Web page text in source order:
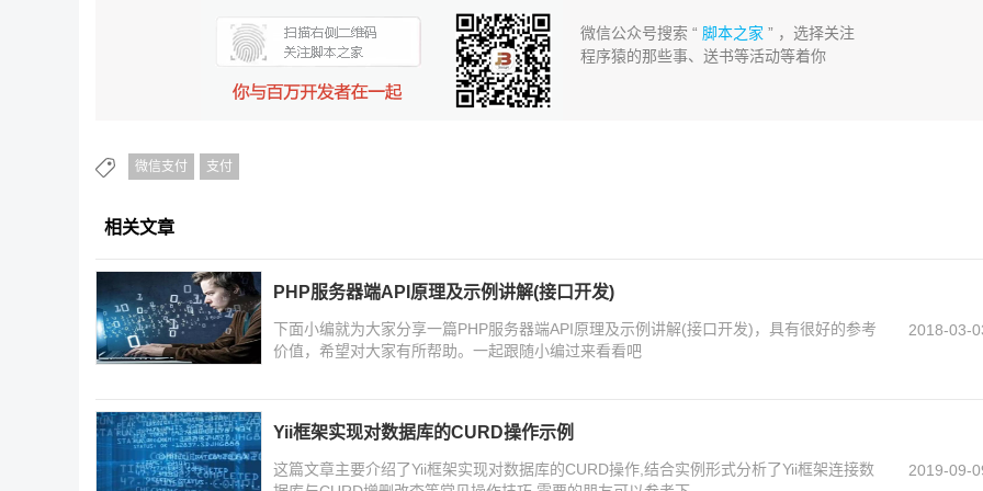
微信公众号搜索 “脚本之家 ” ，选择关注
程序猿的那些事、送书等活动等着你
微信支付 支付
相关文章
PHP服务器端API原理及示例讲解(接口开发)
下面小编就为大家分享一篇PHP服务器端API原理及示例讲解(接口开发)，具有很好的参考
价值，希望对大家有所帮助。一起跟随小编过来看看吧
2018-03-
Yii框架实现对数据库的CURD操作示例
这篇文章主要介绍了Yii框架实现对数据库的CURD操作,结合实例形式分析了Yii框架连接数
2019-09-